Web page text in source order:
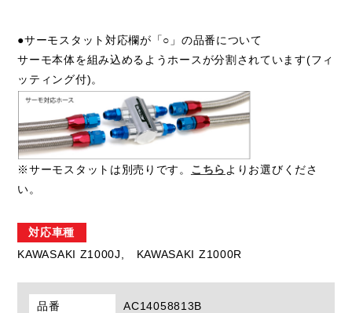
●サーモスタット対応欄が「○」の品番について
サーモ本体を組み込めるようホースが分割されています(フィ
ッティング付)。
※サーモスタットは別売りです。 こちら よりお選びくださ
い。
対応車種
KAWASAKI Z1000J,
KAWASAKI Z1000R
品番
AC14058813B